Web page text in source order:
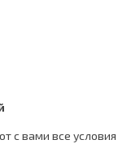
c вами все условия